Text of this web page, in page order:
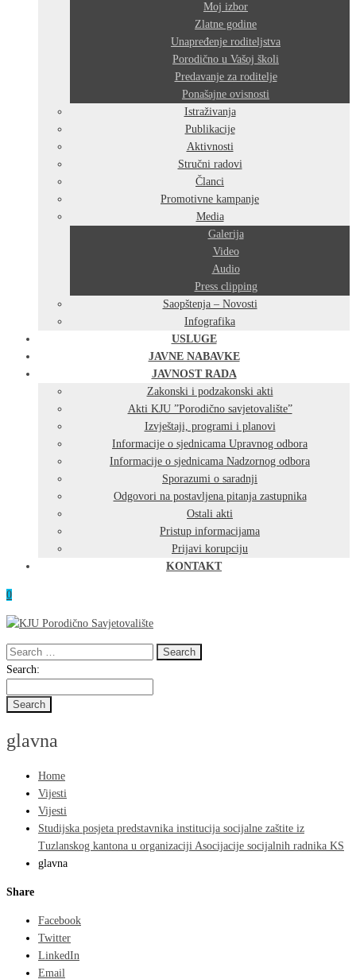
Moj izbor
Zlatne godine
Unapređenje roditeljstva
Porodično u Vašoj školi
Predavanje za roditelje
Ponašajne ovisnosti
Istraživanja
Publikacije
Aktivnosti
Stručni radovi
Članci
Promotivne kampanje
Media
Galerija
Video
Audio
Press clipping
Saopštenja – Novosti
Infografika
USLUGE
JAVNE NABAVKE
JAVNOST RADA
Zakonski i podzakonski akti
Akti KJU ”Porodično savjetovalište”
Izvještaji, programi i planovi
Informacije o sjednicama Upravnog odbora
Informacije o sjednicama Nadzornog odbora
Sporazumi o saradnji
Odgovori na postavljena pitanja zastupnika
Ostali akti
Pristup informacijama
Prijavi korupciju
KONTAKT
0
Search
for:
Search
Search:
glavna
Home
Vijesti
Vijesti
Studijska posjeta predstavnika institucija socijalne zaštite iz
Tuzlanskog kantona u organizaciji Asocijacije socijalnih radnika KS
glavna
Share
Facebook
Twitter
LinkedIn
Email